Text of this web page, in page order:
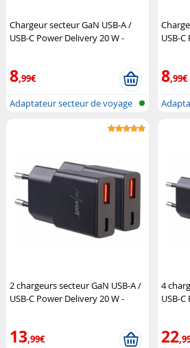
Chargeur secteur GaN USB-A /
USB-C Power Delivery 20 W -
8,99€
Adaptateur secteur de voyage
USB-
8,99€
2 chargeurs secteur GaN USB-A /
USB-C Power Delivery 20 W -
13,99€
4
USB-
22